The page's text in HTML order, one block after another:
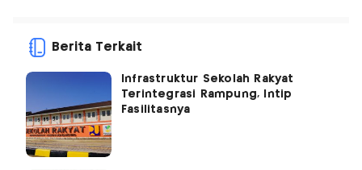
Berita Terkait
Infrastruktur Sekolah Rakyat
Terintegrasi Rampung, Intip
Fasilitasnya